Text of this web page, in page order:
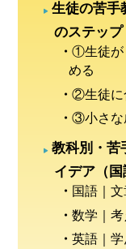
生徒の苦手
のステップ
①生徒が
める
②生徒に
③小さな
教科別・苦
イデア（国
国語｜
数学｜
英語｜